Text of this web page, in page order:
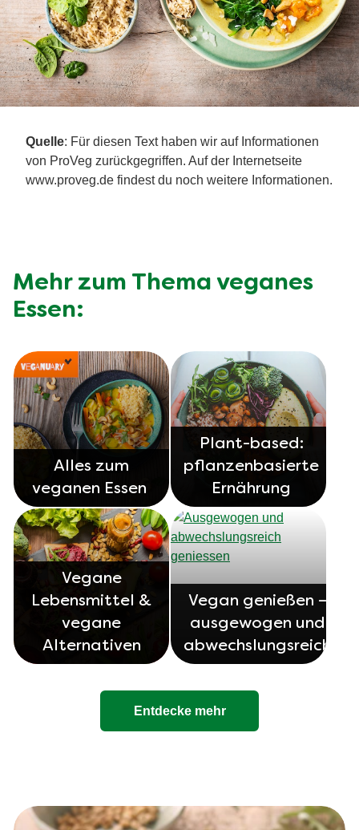
Quelle: Für diesen Text haben wir auf Informationen
von ProVeg zurückgegriffen. Auf der Internetseite
www.proveg.de findest du noch weitere Informationen.
Mehr zum Thema veganes
Essen:
Alles zum
veganen Essen
Plant-based:
pflanzenbasierte
Ernährung
Vegane
Lebensmittel &
vegane
Alternativen
Vegan genießen –
ausgewogen und
abwechslungsreich
Entdecke mehr